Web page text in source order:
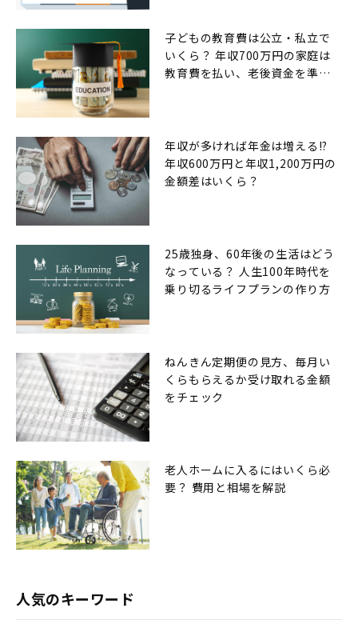
子どもの教育費は公立・私立で
いくら？ 年収700万円の家庭は
教育費を払い、老後資金を準備
年収が多ければ年金は増える!?
年収600万円と年収1,200万円の
金額差はいくら？
25歳独身、60年後の生活はどう
なっている？ 人生100年時代を
乗り切るライフプランの作り方
ねんきん定期便の見方、毎月い
くらもらえるか受け取れる金額
をチェック
老人ホームに入るにはいくら必
要？ 費用と相場を解説
人気のキーワード